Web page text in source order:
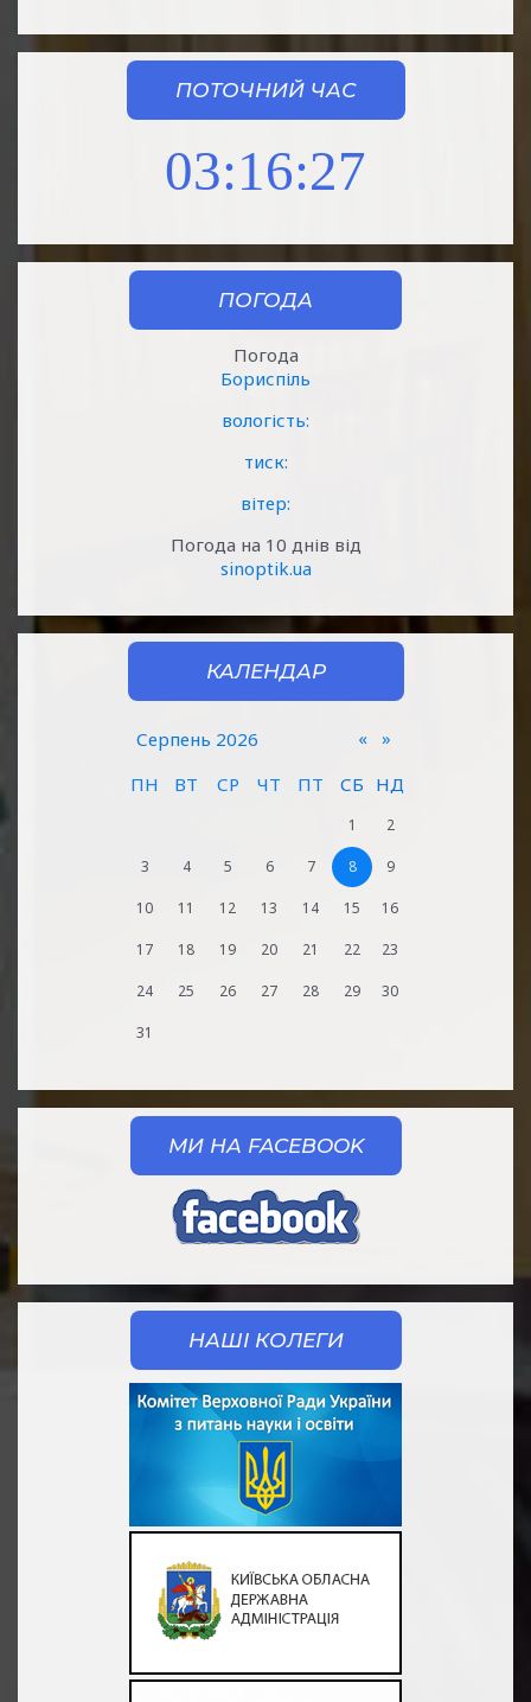
ПОТОЧНИЙ ЧАС
03:16:28
ПОГОДА
Погода
Бориспіль
вологість:
тиск:
вітер:
Погода на 10 днів від
sinoptik.ua
КАЛЕНДАР
«
Серпень 2026
»
ПН
ВТ СР ЧТ ПТ СБ НД
1 2
3 4 5 6 7 8 9
10 11 12 13 14 15 16
17 18 19 20 21 22 23
24 25 26 27 28 29 30
31
МИ НА FACEBOOK
НАШІ КОЛЕГИ